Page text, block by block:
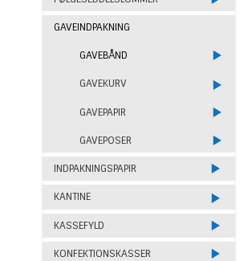
GAVEINDPAKNING
GAVEBÅND
GAVEKURV
GAVEPAPIR
GAVEPOSER
INDPAKNINGSPAPIR
KANTINE
KASSEFYLD
KONFEKTIONSKASSER